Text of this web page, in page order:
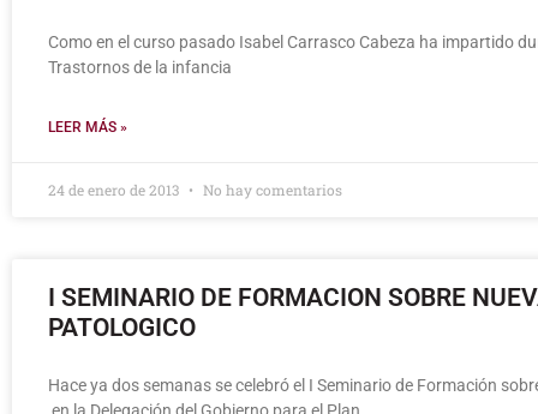
Como en el curso pasado Isabel Carrasco Cabeza ha impartido
Trastornos de la infancia
LEER MÁS »
24 de enero de 2013 No hay comentarios
I SEMINARIO DE FORMACION SOBRE
PATOLOGICO
Hace ya dos semanas se celebró el I Seminario de Formación